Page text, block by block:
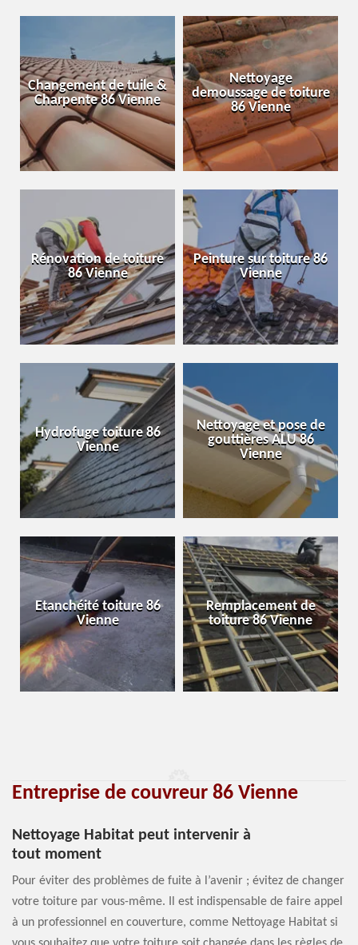
Changement de tuile &
Charpente 86 Vienne
Nettoyage
demoussage de toiture
86 Vienne
Rénovation de toiture
86 Vienne
Peinture sur toiture 86
Vienne
Hydrofuge toiture 86
Vienne
Nettoyage et pose de
gouttières ALU 86
Vienne
Etanchéité toiture 86
Vienne
Remplacement de
toiture 86 Vienne
Entreprise de couvreur 86 Vienne
Nettoyage Habitat peut intervenir à
tout moment
Pour éviter des problèmes de fuite à l’avenir ; évitez de changer
votre toiture par vous-même. Il est indispensable de faire appel
à un professionnel en couverture, comme Nettoyage Habitat si